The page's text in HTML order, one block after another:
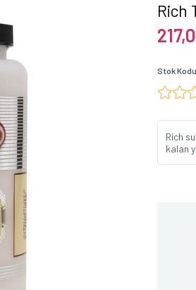
Rich
Stok Kodu
Rich
kalan